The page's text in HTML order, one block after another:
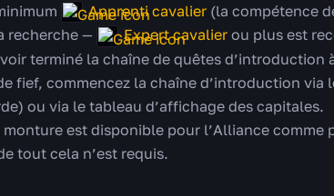
Apprenti cavalier (la compétence
recherche —
Expert cavalier ou plus est
terminé la chaîne de quêtes d’introduction
fief, commencez la chaîne d’introduction via
ou via le tableau d’affichage des capitales.
est disponible pour l’Alliance comme
tout cela n’est requis.